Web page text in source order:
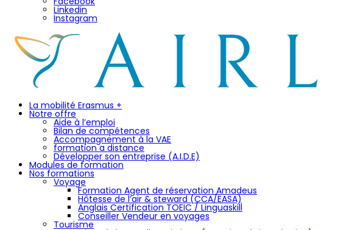
Linkedin
Instagram
La mobilité Erasmus +
Notre offre
Aide à l’emploi
Bilan de compétences
Accompagnement à la VAE
formation a distance
Développer son entreprise (A.I.D.E)
Modules de formation
Nos formations
Voyage
Formation Agent de réservation Amadeus
Hôtesse de l’air & steward (CCA/EASA)
Anglais Certification TOEIC / Linguaskill
Conseiller Vendeur en voyages
Tourisme